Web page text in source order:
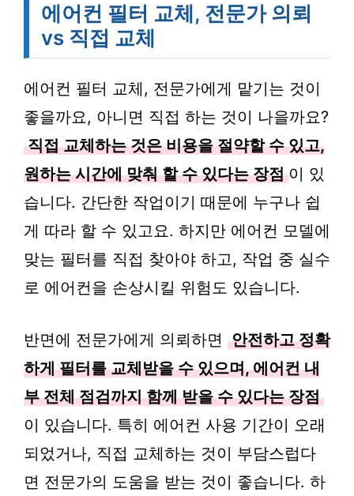
에어컨 필터 교체, 전문가 의뢰
vs 직접 교체
에어컨 필터 교체, 전문가에게 맡기는 것이
좋을까요, 아니면 직접 하는 것이 나을까요?
직접 교체하는 것은 비용을 절약할 수 있고,
원하는 시간에 맞춰 할 수 있다는 장점 이 있
습니다. 간단한 작업이기 때문에 누구나 쉽
게 따라 할 수 있고요. 하지만 에어컨 모델에
맞는 필터를 직접 찾아야 하고, 작업 중 실수
로 에어컨을 손상시킬 위험도 있습니다.
반면에 전문가에게 의뢰하면 안전하고 정확
하게 필터를 교체받을 수 있으며, 에어컨 내
부 전체 점검까지 함께 받을 수 있다는 장점
이 있습니다. 특히 에어컨 사용 기간이 오래
되었거나, 직접 교체하는 것이 부담스럽다
면 전문가의 도움을 받는 것이 좋습니다. 하